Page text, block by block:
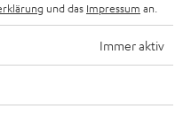
und das Impressum an.
Immer aktiv